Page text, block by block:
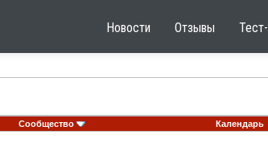
Новости Отзывы
Сообщество Календарь